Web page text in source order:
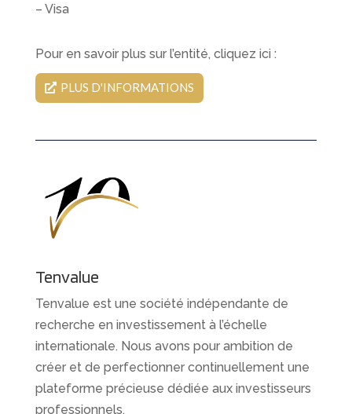
– Visa
Pour en savoir plus sur l’entité, cliquez ici :
PLUS D'INFORMATIONS
Tenvalue
Tenvalue est une société indépendante de
recherche en investissement à l’échelle
internationale. Nous avons pour ambition de
créer et de perfectionner continuellement une
plateforme précieuse dédiée aux investisseurs
professionnels.